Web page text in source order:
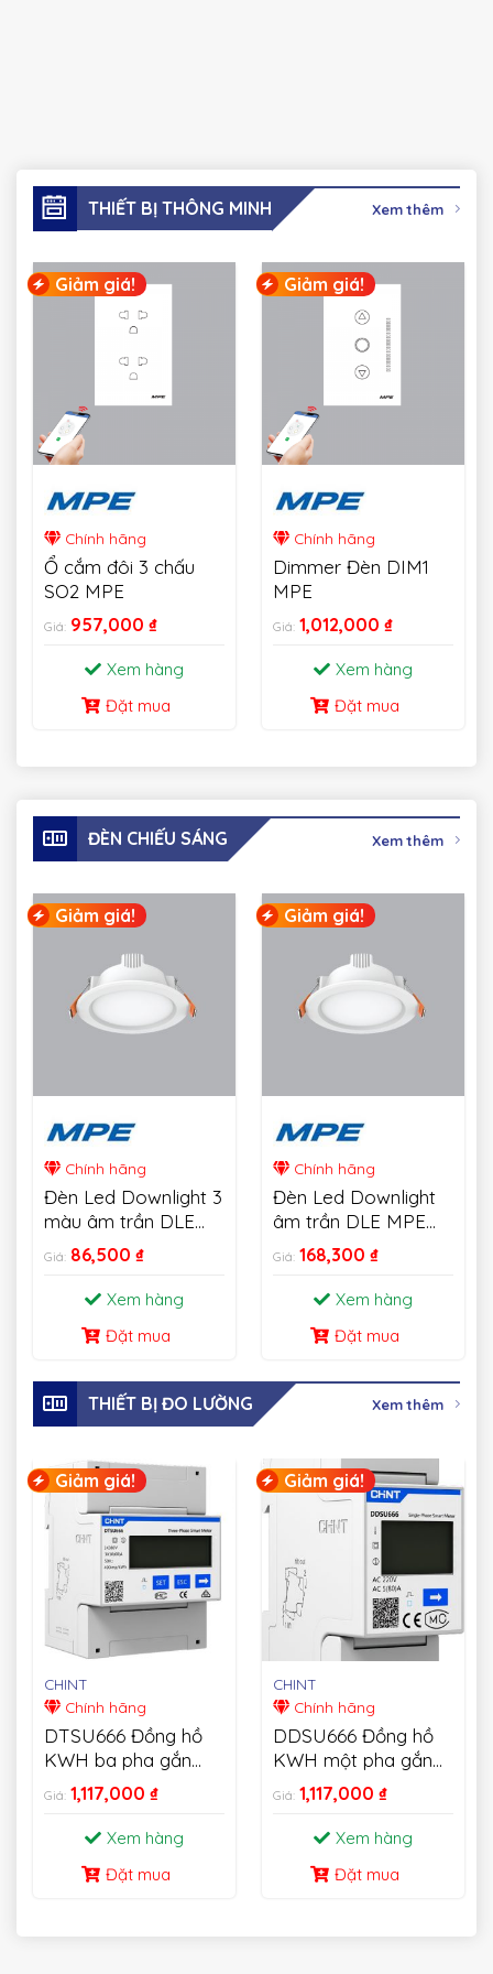
THIẾT BỊ THÔNG MINH Xem thêm
Giảm giá!
Chính hãng
Ổ cắm đôi 3 chấu
SO2 MPE
Giá: 957,000 ₫
Xem hàng
Đặt mua
Giảm giá!
Chính hãng
Dimmer Đèn DIM1
MPE
Giá: 1,012,000 ₫
Xem hàng
Đặt mua
ĐÈN CHIẾU SÁNG Xem thêm
Giảm giá!
Chính hãng
Đèn Led Downlight 3
màu âm trần DLE
MPE 6W-18W
Giá: 86,500 ₫
Xem hàng
Đặt mua
Giảm giá!
Chính hãng
Đèn Led Downlight
âm trần DLE MPE
18W
Giá: 168,300 ₫
Xem hàng
Đặt mua
THIẾT BỊ ĐO LƯỜNG Xem thêm
Giảm giá!
CHINT
Chính hãng
DTSU666 Đồng hồ
KWH ba pha gắn
trên thanh Din
Giá: 1,117,000 ₫
Xem hàng
Đặt mua
Giảm giá!
CHINT
Chính hãng
DDSU666 Đồng hồ
KWH một pha gắn
trên thanh Din
Giá: 1,117,000 ₫
Xem hàng
Đặt mua